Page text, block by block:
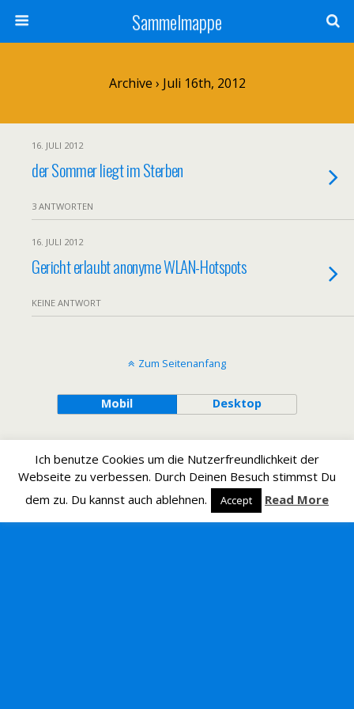
Sammelmappe
Archive › Juli 16th, 2012
16. JULI 2012
der Sommer liegt im Sterben
3 ANTWORTEN
16. JULI 2012
Gericht erlaubt anonyme WLAN-Hotspots
KEINE ANTWORT
Zum Seitenanfang
Mobil Desktop
Ich benutze Cookies um die Nutzerfreundlichkeit der
Webseite zu verbessen. Durch Deinen Besuch stimmst Du
dem zu. Du kannst auch ablehnen.
Accept Read More